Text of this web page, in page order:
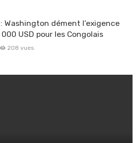
Washington dément l’exigence
USD pour les Congolais
208 vues